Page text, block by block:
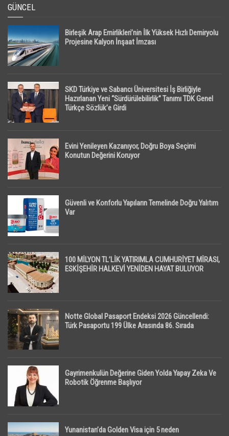
GÜNCEL
Birleşik Arap Emirlikleri’nin İlk Yüksek Hızlı Demiryolu
Projesine Kalyon İnşaat İmzası
SKD Türkiye ve Sabancı Üniversitesi İş Birliğiyle
Hazırlanan Yeni “Sürdürülebilirlik” Tanımı TDK Genel
Türkçe Sözlük’e Girdi
Evini Yenileyen Kazanıyor, Doğru Boya Seçimi
Konutun Değerini Koruyor
Güvenli ve Konforlu Yapıların Temelinde Doğru Yalıtım
Var
100 MİLYON TL’LİK YATIRIMLA CUMHURİYET MİRASI,
ESKİŞEHİR HALKEVİ YENİDEN HAYAT BULUYOR
Notte Global Pasaport Endeksi 2026 Güncellendi:
Türk Pasaportu 199 Ülke Arasında 86. Sırada
Gayrimenkulün Değerine Giden Yolda Yapay Zeka Ve
Robotik Öğrenme Başlıyor
Yunanistan’da Golden Visa için 5 neden